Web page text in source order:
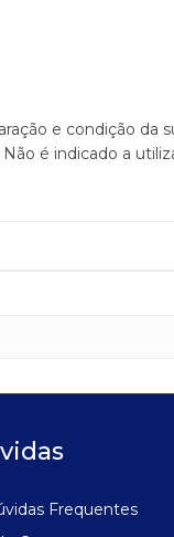
e condição da
é indicado a
Frequentes